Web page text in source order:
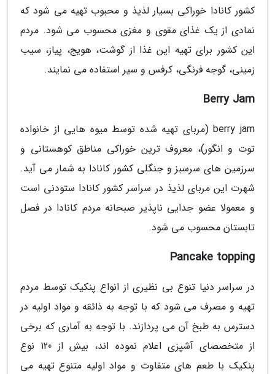
کشور کانادا خوراکی بسیار لذیذ و محبوب تهیه می شود که
نمادی از یک غذای مقوی و مغزی محسوب می شود. مردم
این کشور برای تهیه این غذا از گوشت، هویج، پیاز، سیب
زمینی، گوجه فرنگی، کرفس و سیر استفاده می نمایند.
Berry Jam
berry jam (مربای تهیه شده توسط میوه هایی از خانواده
توت و انگور)، معروف ترین خوراکی مناطق کوهستانی و
سرزمین های سرسبز و جنگلی کشور کانادا به شمار می آید.
شهرت این مربای لذیذ در سراسر کشور کانادا ستودنی است
و معمولا عضو جدایی ناپذیر صبحانه مردم کانادا در فصل
تابستان محسوب می شود.
Pancake topping
در سراسر دنیا تنوع بی نظیری از انواع پنکیک توسط مردم
تهیه و مصرف می شود که با توجه به ذائقه و مواد اولیه در
دسترس به طبخ آن می پردازند. با توجه به آماری که برخی
از متخصصای آشپزی اعلام نموده اند، بیش از 120 نوع
پنکیک با طعم های متفاوت و مواد اولیه متنوع تهیه می